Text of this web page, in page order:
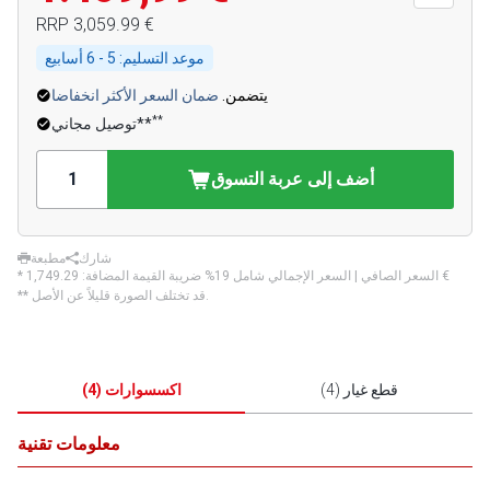
RRP ‏3,059.99 €
موعد التسليم:
يتضمن. ضمان السعر الأكثر انخفاضا
توصيل مجاني****
أضف إلى عربة التسوق
مطبعة
شارك
* السعر الصافي | السعر الإجمالي شامل 19% ضريبة القيمة المضافة: ‏1,749.29 €
** قد تختلف الصورة قليلاً عن الأصل.
اكسسوارات (
4
) قطع غيار (
4
)
معلومات تقنية